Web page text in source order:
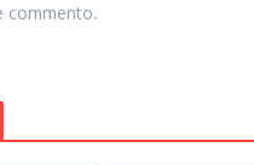
commento.